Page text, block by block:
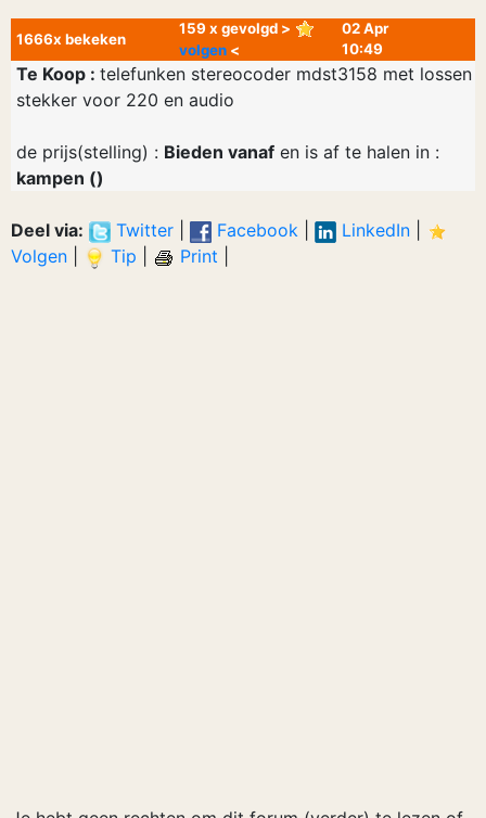
1666x bekeken
159 x gevolgd >
volgen <
02 Apr
10:49
Te Koop : telefunken stereocoder mdst3158 met lossen
stekker voor 220 en audio
de prijs(stelling) : Bieden vanaf en is af te halen in :
kampen ()
Deel via: Twitter Facebook LinkedIn
Volgen
Tip Print